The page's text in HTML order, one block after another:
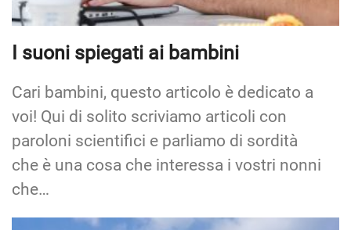
I suoni spiegati ai bambini
Cari bambini, questo articolo è dedicato a
voi! Qui di solito scriviamo articoli con
paroloni scientifici e parliamo di sordità
che è una cosa che interessa i vostri nonni
che…